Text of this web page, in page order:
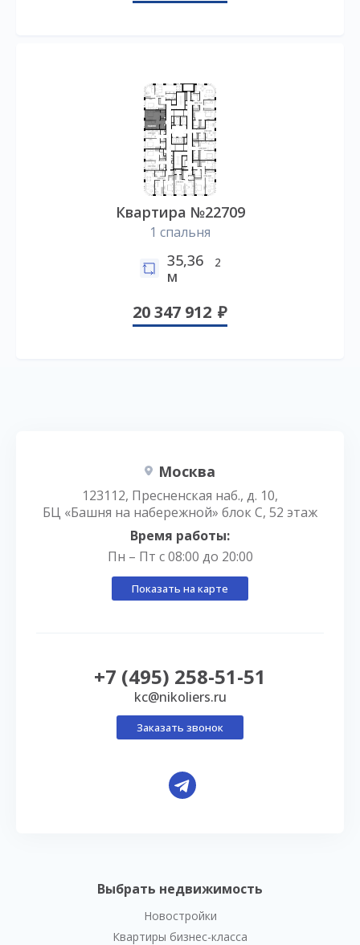
Квартира №22709
1 спальня
35,36
м
2
20 347 912
Выбрать недвижимость
Новостройки
Квартиры бизнес-класса
Москва
123112, Пресненская наб., д. 10,
БЦ «Башня на набережной» блок С, 52 этаж
Время работы:
Пн – Пт с 08:00 до 20:00
Показать на карте
+7 (495) 258-51-51
kc@nikoliers.ru
Заказать звонок